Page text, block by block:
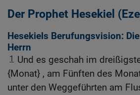
Der Prophet Hesekiel
Hesekiels Berufungsvision:
Herrn
1
Und es geschah im
{Monat} , am Fünften des
unter den Weggeführten am